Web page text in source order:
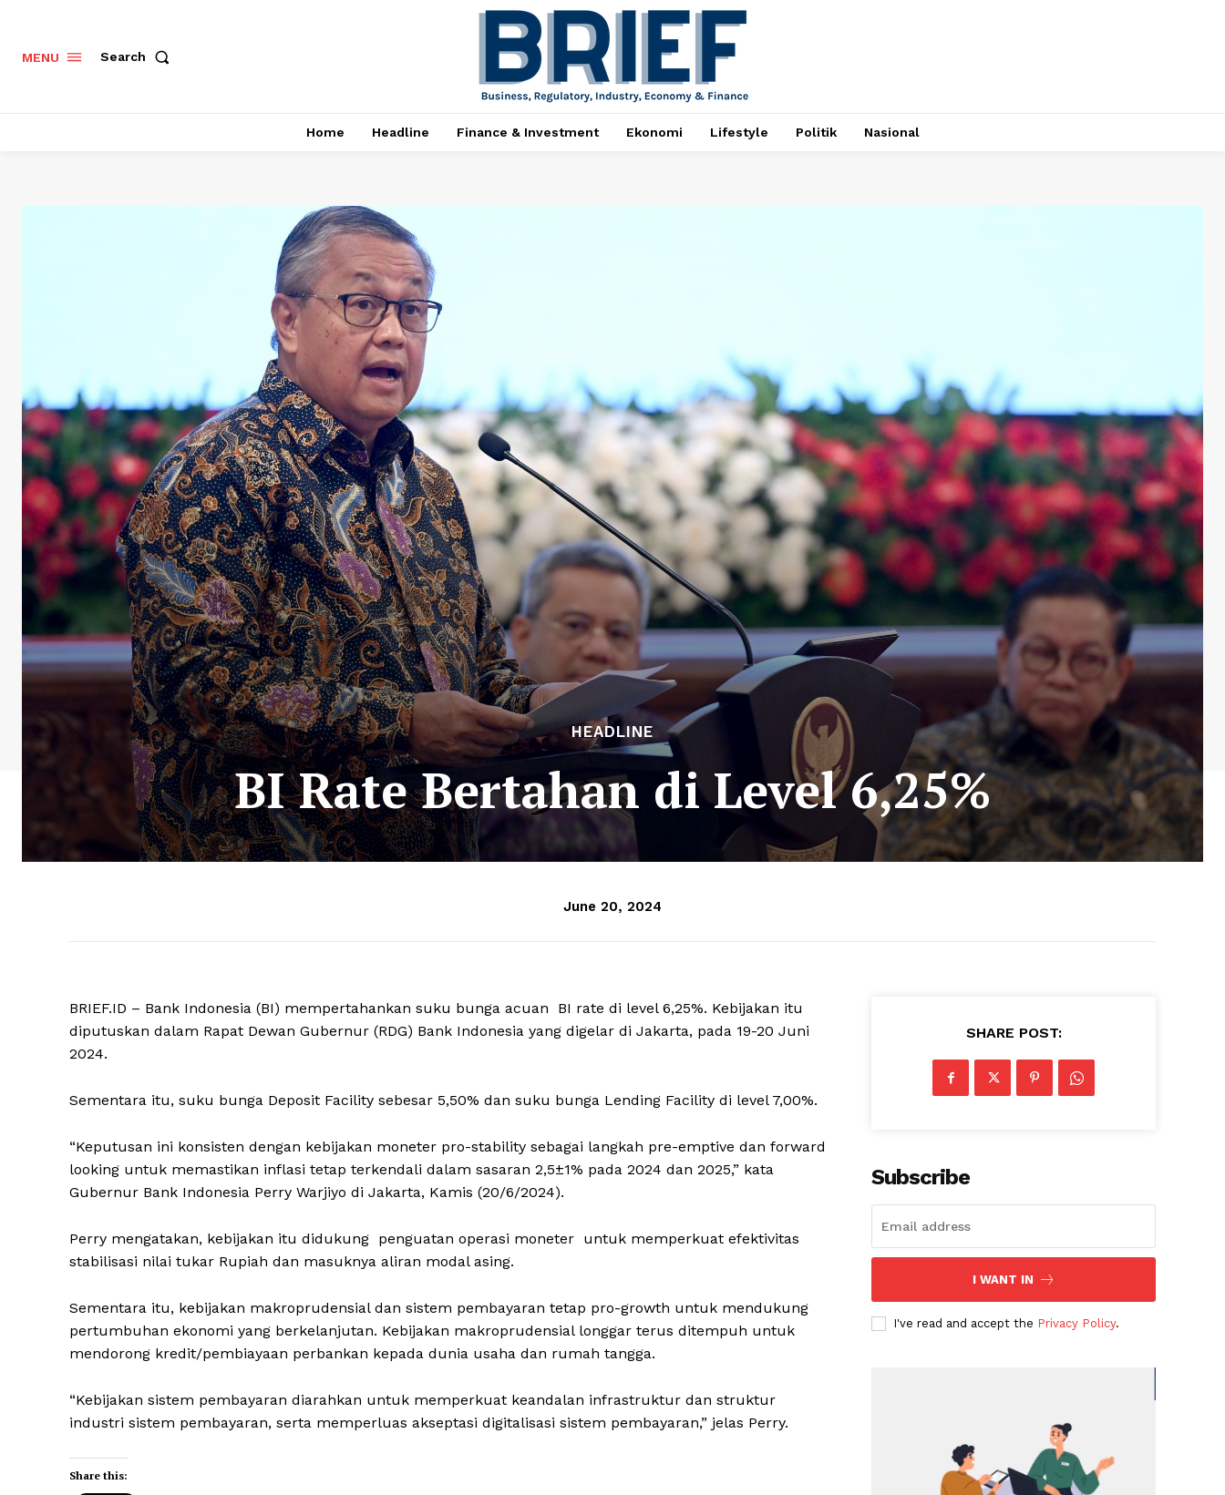
MENU Search
Home Headline Finance & Investment Ekonomi Lifestyle Politik Nasional
HEADLINE
BI Rate Bertahan di Level 6,25%
June 20, 2024
BRIEF.ID – Bank Indonesia (BI) mempertahankan suku bunga acuan BI rate di level 6,25%. Kebijakan itu
diputuskan dalam Rapat Dewan Gubernur (RDG) Bank Indonesia yang digelar di Jakarta, pada 19-20 Juni
2024.
Sementara itu, suku bunga Deposit Facility sebesar 5,50% dan suku bunga Lending Facility di level 7,00%.
“Keputusan ini konsisten dengan kebijakan moneter pro-stability sebagai langkah pre-emptive dan forward
looking untuk memastikan inflasi tetap terkendali dalam sasaran 2,5±1% pada 2024 dan 2025,” kata
Gubernur Bank Indonesia Perry Warjiyo di Jakarta, Kamis (20/6/2024).
Perry mengatakan, kebijakan itu didukung penguatan operasi moneter untuk memperkuat efektivitas
stabilisasi nilai tukar Rupiah dan masuknya aliran modal asing.
Sementara itu, kebijakan makroprudensial dan sistem pembayaran tetap pro-growth untuk mendukung
pertumbuhan ekonomi yang berkelanjutan. Kebijakan makroprudensial longgar terus ditempuh untuk
mendorong kredit/pembiayaan perbankan kepada dunia usaha dan rumah tangga.
“Kebijakan sistem pembayaran diarahkan untuk memperkuat keandalan infrastruktur dan struktur
industri sistem pembayaran, serta memperluas akseptasi digitalisasi sistem pembayaran,” jelas Perry.
Share this:
SHARE POST:
Subscribe
I WANT IN
I've read and accept the Privacy Policy.